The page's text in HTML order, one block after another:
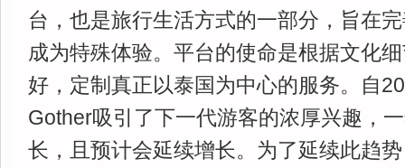
台，也是旅行生活方式的一部分，旨在
成为特殊体验。平台的使命是根据文化
好，定制真正以泰国为中心的服务。自
Gother吸引了下一代游客的浓厚兴趣，
长，且预计会延续增长。为了延续此趋